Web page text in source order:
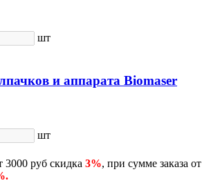
шт
и аппарата Biomaser
шт
3000 руб скидка 3%, при сумме заказа от